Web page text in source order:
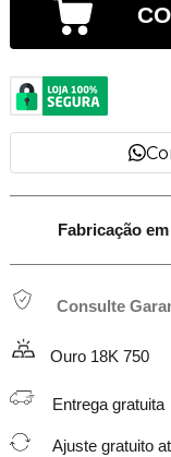
Fabricação
Consulte
Ouro 18K 750
Entrega gratuita
Ajuste gratuito